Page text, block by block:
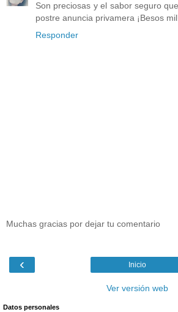
Son preciosas y el sabor seguro
postre anuncia privamera ¡Besos
Responder
Muchas gracias por dejar tu comentario
‹ Inicio
Ver versión web
Datos personales